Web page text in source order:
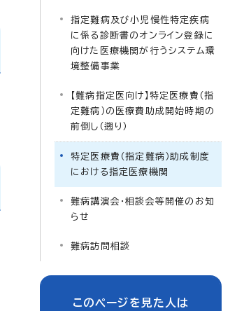
指定難病及び小児慢性特定疾病
に係る診断書のオンライン登録に
向けた医療機関が行うシステム環
境整備事業
【難病指定医向け】特定医療費（指
定難病）の医療費助成開始時期の
前倒し（遡り）
特定医療費（指定難病）助成制度
における指定医療機関
難病講演会・相談会等開催のお知
らせ
難病訪問相談
このページを見た人は